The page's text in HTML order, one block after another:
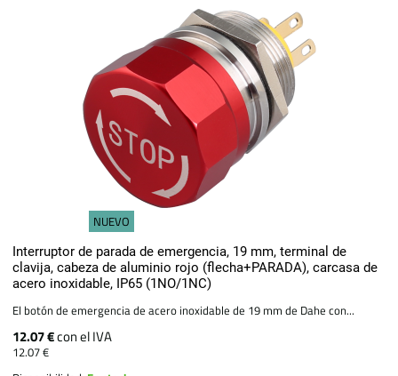
NUEVO
Interruptor de parada de emergencia, 19 mm, terminal de
clavija, cabeza de aluminio rojo (flecha+PARADA), carcasa de
acero inoxidable, IP65 (1NO/1NC)
El botón de emergencia de acero inoxidable de 19 mm de Dahe con...
12.07 €con el IVA
12.07 €